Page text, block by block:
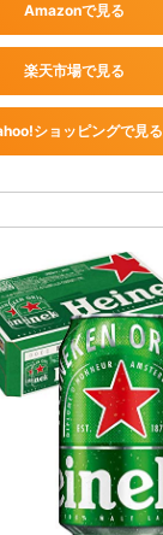
Amazonで見る
楽天市場で見る
ショッピングで見る